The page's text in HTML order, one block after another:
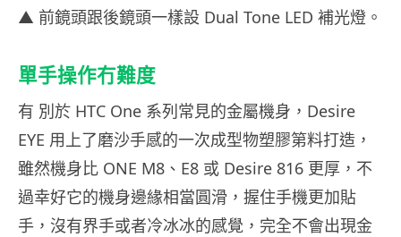
▲ 前鏡頭跟後鏡頭一樣設 Dual Tone LED 補光燈。
單手操作冇難度
有 別於 HTC One 系列常見的金屬機身，Desire
EYE 用上了磨沙手感的一次成型物塑膠第料打造，
雖然機身比 ONE M8、E8 或 Desire 816 更厚，不
過幸好它的機身邊緣相當圓滑，握住手機更加貼
手，沒有界手或者冷冰冰的感覺，完全不會出現金